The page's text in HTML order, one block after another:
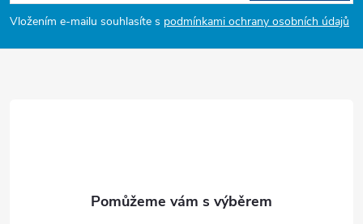
p
a
Vložením e-mailu souhlasíte s podmínkami ochrany osobních údajů